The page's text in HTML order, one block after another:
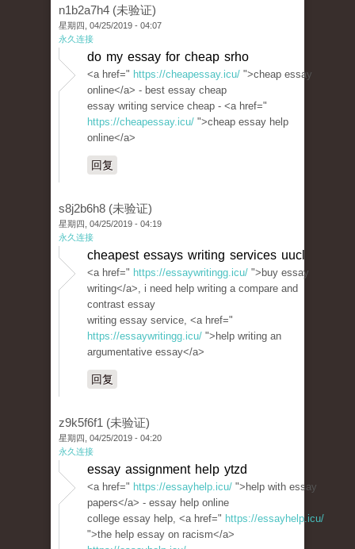
n1b2a7h4 (未验证)
星期四, 04/25/2019 - 04:07
永久连接
do my essay for cheap srho
<a href=" https://cheapessay.icu/ ">cheap essay
online</a> - best essay cheap
essay writing service cheap - <a href="
https://cheapessay.icu/ ">cheap essay help
online</a>
回复
s8j2b6h8 (未验证)
星期四, 04/25/2019 - 04:19
永久连接
cheapest essays writing services uucl
<a href=" https://essaywritingg.icu/ ">buy essay
writing</a>, i need help writing a compare and
contrast essay
writing essay service, <a href="
https://essaywritingg.icu/ ">help writing an
argumentative essay</a>
回复
z9k5f6f1 (未验证)
星期四, 04/25/2019 - 04:20
永久连接
essay assignment help ytzd
<a href=" https://essayhelp.icu/ ">help with essay
papers</a> - essay help online
college essay help, <a href=" https://essayhelp.icu/
">the help essay on racism</a>